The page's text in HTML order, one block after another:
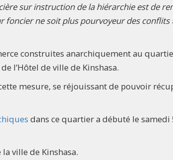
sur instruction de la hiérarchie est de
foncier ne soit plus pourvoyeur des conflits
construites anarchiquement au
l’Hôtel de ville de Kinshasa.
mesure, se réjouissant de pouvoir
dans ce quartier a débuté le samedi
ville de Kinshasa.